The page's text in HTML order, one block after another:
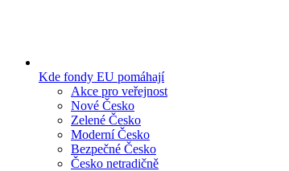
Kde fondy EU pomáhají
Akce pro veřejnost
Nové Česko
Zelené Česko
Moderní Česko
Bezpečné Česko
Česko netradičně